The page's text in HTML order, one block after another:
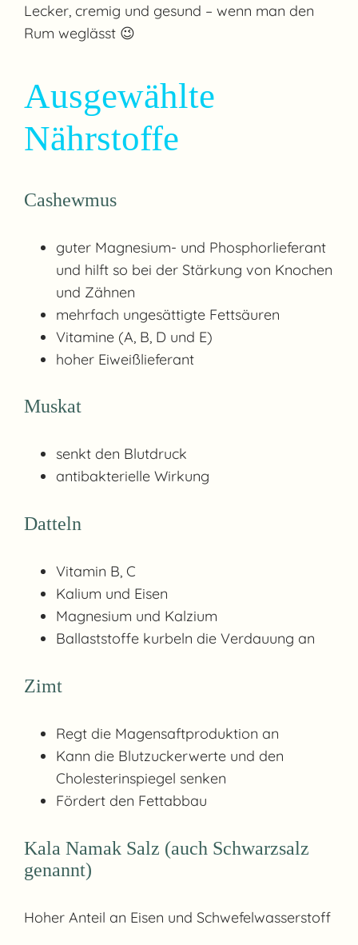
Lecker, cremig und gesund – wenn man den
Rum weglässt 😉
Ausgewählte
Nährstoffe
Cashewmus
guter Magnesium- und Phosphorlieferant
und hilft so bei der Stärkung von Knochen
und Zähnen
mehrfach ungesättigte Fettsäuren
Vitamine (A, B, D und E)
hoher Eiweißlieferant
Muskat
senkt den Blutdruck
antibakterielle Wirkung
Datteln
Vitamin B, C
Kalium und Eisen
Magnesium und Kalzium
Ballaststoffe kurbeln die Verdauung an
Zimt
Regt die Magensaftproduktion an
Kann die Blutzuckerwerte und den
Cholesterinspiegel senken
Fördert den Fettabbau
Kala Namak Salz (auch Schwarzsalz
genannt)
Hoher Anteil an Eisen und Schwefelwasserstoff